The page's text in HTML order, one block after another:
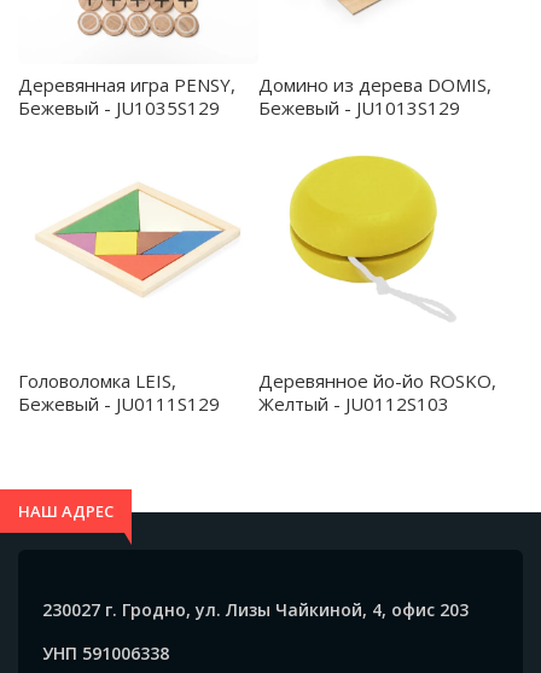
Деревянная игра PENSY,
Бежевый - JU1035S129
Домино из дерева DOMIS,
Бежевый - JU1013S129
Головоломка LEIS,
Бежевый - JU0111S129
Деревянное йо-йо ROSKO,
Желтый - JU0112S103
НАШ АДРЕС
230027 г. Гродно, ул. Лизы Чайкиной, 4, офис 203
УНП 591006338